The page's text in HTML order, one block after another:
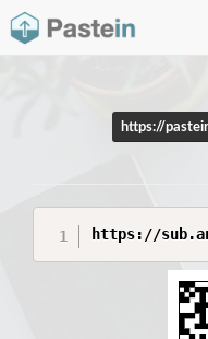
https://
https://